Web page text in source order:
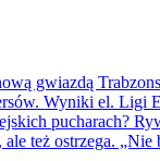
gwiazdą
Wyniki el. Ligi
pucharach?
też ostrzega.